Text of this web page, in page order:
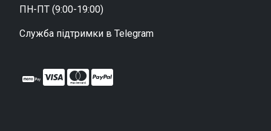
ПН-ПТ (9:00-19:00)
Служба підтримки в Telegram